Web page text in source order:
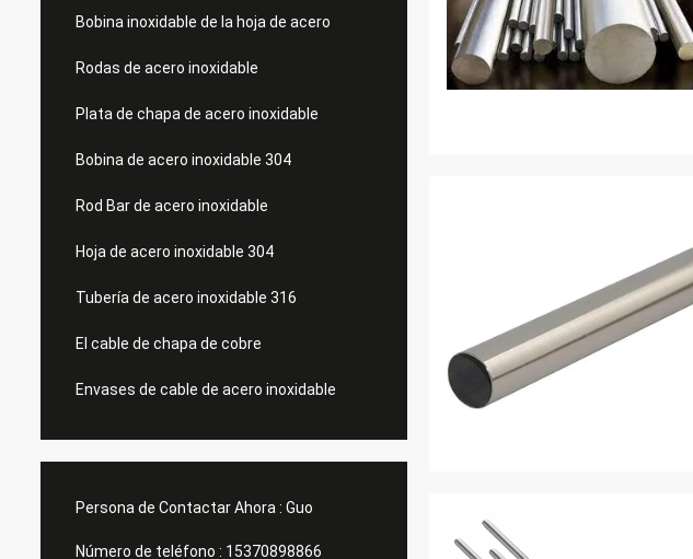
Bobina inoxidable de la hoja de acero
Rodas de acero inoxidable
Plata de chapa de acero inoxidable
Bobina de acero inoxidable 304
Rod Bar de acero inoxidable
Hoja de acero inoxidable 304
Tubería de acero inoxidable 316
El cable de chapa de cobre
Envases de cable de acero inoxidable
Persona de Contactar Ahora : Guo
Número de teléfono : 15370898866